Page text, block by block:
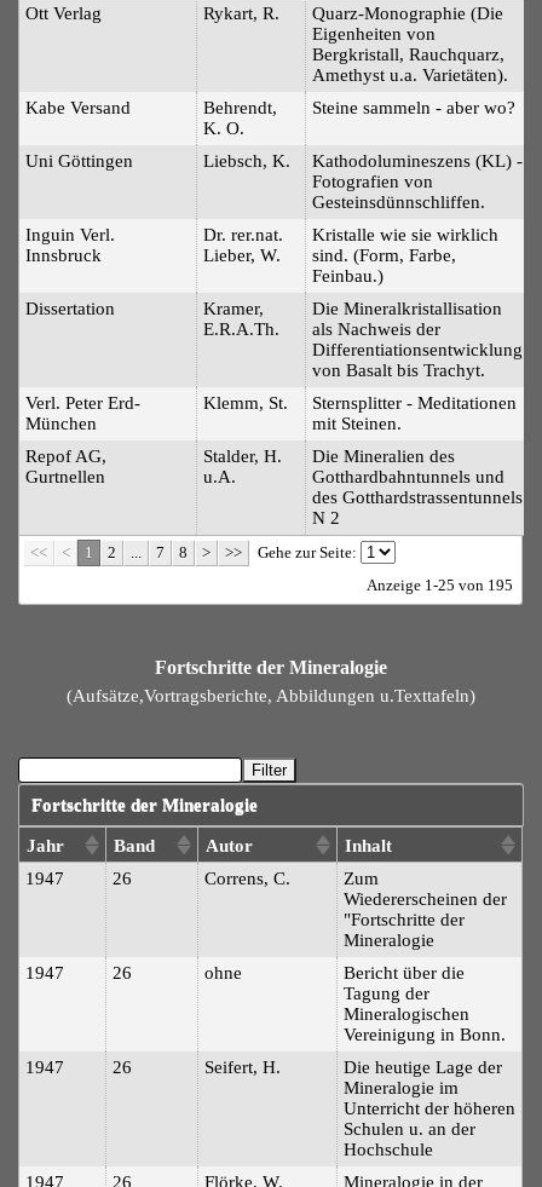
Ott Verlag
Rykart, R.
Quarz-Monographie (Die
Eigenheiten von
Bergkristall, Rauchquarz,
Amethyst u.a. Varietäten).
Kabe Versand
Behrendt,
K. O.
Steine sammeln - aber wo?
Uni Göttingen Liebsch, K.
Kathodolumineszens (KL) -
Fotografien von
Gesteinsdünnschliffen.
Inguin Verl.
Innsbruck
Dr. rer.nat.
Lieber, W.
Kristalle wie sie wirklich
sind. (Form, Farbe,
Feinbau.)
Dissertation
Kramer,
E.R.A.Th.
Die Mineralkristallisation
als Nachweis der
Differentiationsentwicklung
von Basalt bis Trachyt.
Verl. Peter Erd-
München
Klemm, St.
Sternsplitter - Meditationen
mit Steinen.
Repof AG,
Gurtnellen
Stalder, H.
u.A.
Die Mineralien des
Gotthardbahntunnels und
des Gotthardstrassentunnels
N 2
<< < 1 2 ... 7 8 > >>
Gehe zur Seite:
Anzeige 1-25 von 195
Fortschritte der Mineralogie
(Aufsätze,Vortragsberichte, Abbildungen u.Texttafeln)
Filter
Fortschritte der Mineralogie
Jahr Band Autor
Inhalt
1947
26 Correns, C.
Zum
Wiedererscheinen der
"Fortschritte der
Mineralogie
1947
26 ohne
Bericht über die
Tagung der
Mineralogischen
Vereinigung in Bonn.
1947
26 Seifert, H.
Die heutige Lage der
Mineralogie im
Unterricht der höheren
Schulen u. an der
Hochschule
1947
26 Flörke, W. Mineralogie in der